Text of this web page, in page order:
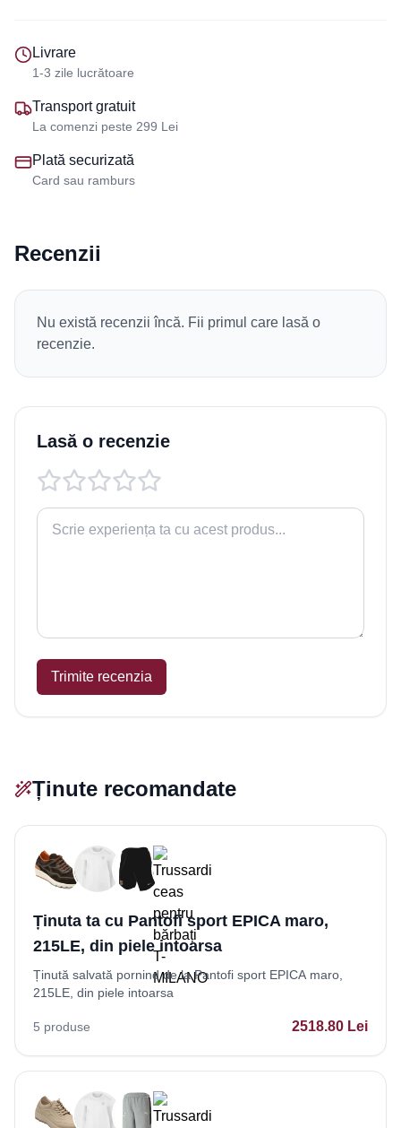
Livrare
1-3 zile lucrătoare
Transport gratuit
La comenzi peste 299 Lei
Plată securizată
Card sau ramburs
Recenzii
Nu există recenzii încă. Fii primul care lasă o
recenzie.
Lasă o recenzie
Trimite recenzia
Ținute recomandate
Ținuta ta cu Pantofi sport EPICA maro,
215LE, din piele intoarsa
Ținută salvată pornind de la Pantofi sport EPICA maro,
215LE, din piele intoarsa
5 produse 2518.80 Lei